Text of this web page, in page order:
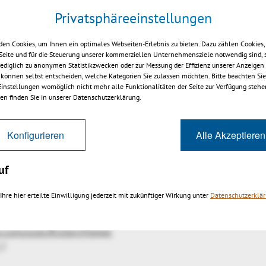
wird nahe an Kundenanforderungen entwickelt
Web-Version verfügbar. Alle Produktvarianten sind dank
anderen Management-Systemen wie
vorgesehen. Für Cloud-, Portal- und Web-
Version zur Verfügung, die keinerlei Client-
in Kombination mit den intelligenten Navigations-
genutzt werden, um den Anforderungen komplexer
gerecht zu werden.
user/KistersViewer
Privatsphäreeinstellungen
Cookies, um Ihnen ein optimales Webseiten-Erlebnis zu bieten. Dazu zählen
und für die Steuerung unserer kommerziellen Unternehmensziele notwendig sind,
zu anonymen Statistikzwecken oder zur Messung der Effizienz unserer
selbst entscheiden, welche Kategorien Sie zulassen möchten. Bitte beachten
womöglich nicht mehr alle Funktionalitäten der Seite zur Verfügung
finden Sie in unserer Datenschutzerklärung.
Konfigurieren Alle Akzeptieren
hier erteilte Einwilligung jederzeit mit zukünftiger Wirkung unter